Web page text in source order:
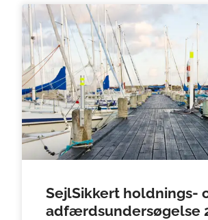
SejlSikkert holdnings-
adfærdsundersøgelse